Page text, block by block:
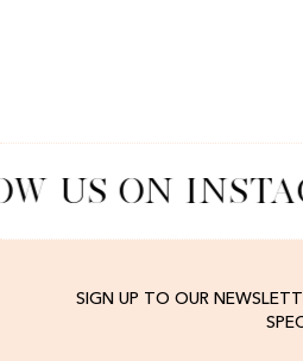
US ON
SIGN UP TO OUR